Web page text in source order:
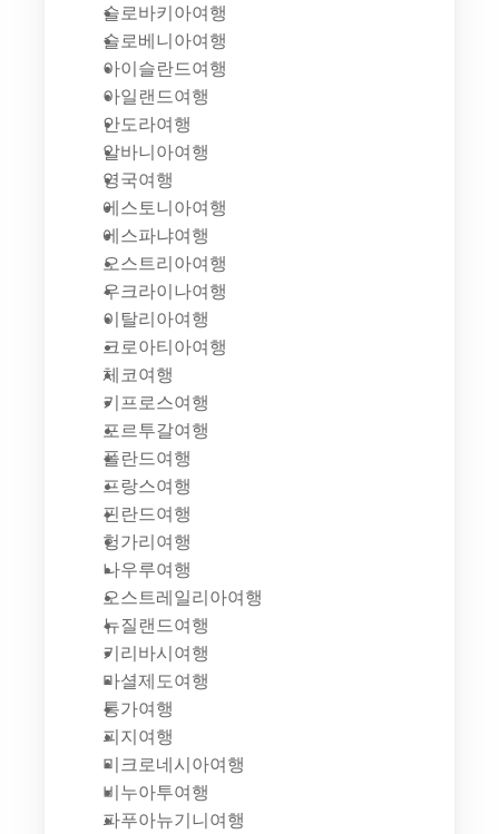
슬로바키아여행
슬로베니아여행
아이슬란드여행
아일랜드여행
안도라여행
알바니아여행
영국여행
에스토니아여행
에스파냐여행
오스트리아여행
우크라이나여행
이탈리아여행
크로아티아여행
체코여행
키프로스여행
포르투갈여행
폴란드여행
프랑스여행
핀란드여행
헝가리여행
나우루여행
오스트레일리아여행
뉴질랜드여행
키리바시여행
마셜제도여행
통가여행
피지여행
미크로네시아여행
비누아투여행
파푸아뉴기니여행